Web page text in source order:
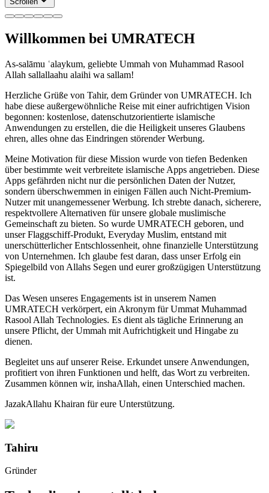
Willkommen bei UMRATECH
As-salāmu ʿalaykum, geliebte Ummah von Muhammad Rasool
Allah sallallaahu alaihi wa sallam!
Herzliche Grüße von Tahir, dem Gründer von UMRATECH. Ich
habe diese außergewöhnliche Reise mit einer aufrichtigen Vision
begonnen: kostenlose, datenschutzorientierte islamische
Anwendungen zu erstellen, die die Heiligkeit unseres Glaubens
ehren, alles ohne das Eindringen störender Werbung.
Meine Motivation für diese Mission wurde von tiefen Bedenken
über bestimmte weit verbreitete islamische Apps angetrieben. Diese
Apps gefährden nicht nur die persönlichen Daten der Nutzer,
sondern überschwemmen in einigen Fällen auch Nicht-Premium-
Nutzer mit unangemessener Werbung. Ich strebte danach, sicherere,
respektvollere Alternativen für unsere globale muslimische
Gemeinschaft zu bieten. So wurde UMRATECH geboren, und
unser Flaggschiff-Produkt, Everyday Muslim, entstand mit
unerschütterlicher Entschlossenheit, ohne finanzielle Unterstützung
von Unternehmen. Ich glaube fest daran, dass unser Erfolg ein
Spiegelbild von Allahs Segen und eurer großzügigen Unterstützung
ist.
Das Wesen unseres Engagements ist in unserem Namen
UMRATECH verkörpert, ein Akronym für Ummat Muhammad
Rasool Allah Technologies. Es dient als tägliche Erinnerung an
unsere Pflicht, der Ummah mit Aufrichtigkeit und Hingabe zu
dienen.
Begleitet uns auf unserer Reise. Erkundet unsere Anwendungen,
profitiert von ihren Funktionen und helft, das Wort zu verbreiten.
Zusammen können wir, inshaAllah, einen Unterschied machen.
JazakAllahu Khairan für eure Unterstützung.
Tahiru
Gründer